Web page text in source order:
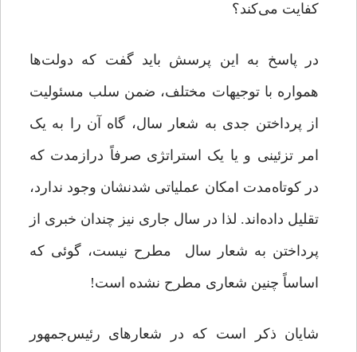
کفایت می‌کند؟
در پاسخ به این پرسش باید گفت که دولت‌ها
همواره با توجیهات مختلف، ضمن سلب مسئولیت
از پرداختن جدی به شعار سال، گاه آن را به یک
امر تزئینی و یا یک استراتژی صرفاً درازمدت که
در کوتاه‌مدت ‌امکان عملیاتی شدنشان وجود ندارد،
تقلیل داده‌اند. لذا در سال جاری نیز چندان خبری از
پرداختن به شعار سال مطرح نیست، گوئی که
اساساً چنین شعاری مطرح نشده است!
شایان ذکر است که در شعارهای رئیس‌جمهور